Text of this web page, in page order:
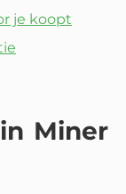
je koopt
Miner